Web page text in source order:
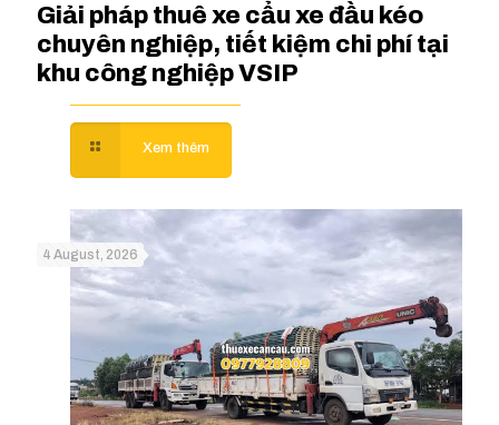
Giải pháp thuê xe cẩu xe đầu kéo
chuyên nghiệp, tiết kiệm chi phí tại
khu công nghiệp VSIP
4 August, 2026